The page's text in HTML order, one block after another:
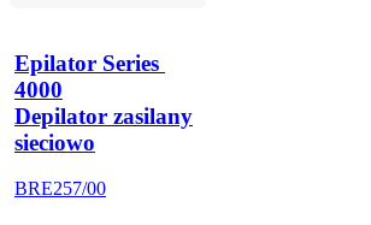
Epilator Series
4000
Depilator zasilany
sieciowo
BRE257/00